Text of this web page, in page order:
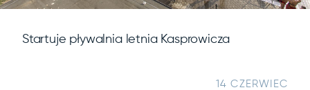
Startuje pływalnia letnia Kasprowicza
14 CZERWIEC